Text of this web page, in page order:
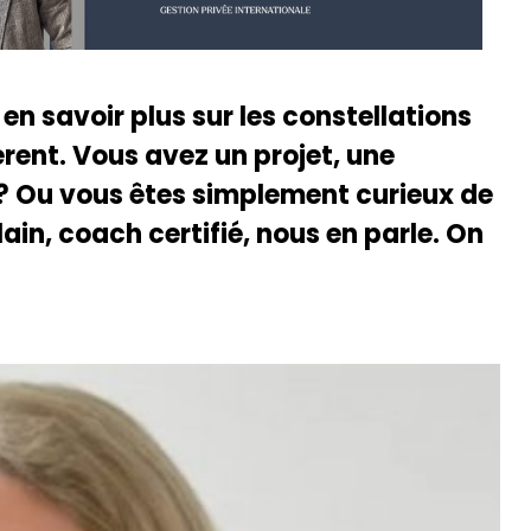
savoir plus sur les constellations
Vous avez un projet, une
vous êtes simplement curieux de
coach certifié, nous en parle. On